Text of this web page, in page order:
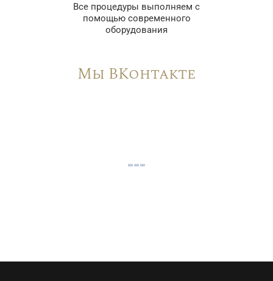
Все процедуры выполняем с
помощью современного
оборудования
Мы ВКонтакте